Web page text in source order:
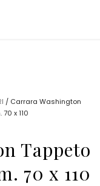
/ Carrara Washington
x 110
Tappeto
70 x 110